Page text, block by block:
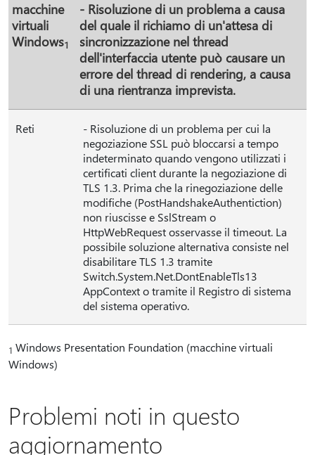
macchine
virtuali
Windows1
- Risoluzione di un problema a causa
del quale il richiamo di un'attesa di
sincronizzazione nel thread
dell'interfaccia utente può causare un
errore del thread di rendering, a causa
di una rientranza imprevista.
Reti
- Risoluzione di un problema per cui la
negoziazione SSL può bloccarsi a tempo
indeterminato quando vengono utilizzati i
certificati client durante la negoziazione di
TLS 1.3. Prima che la rinegoziazione delle
modifiche (PostHandshakeAuthentiction)
non riuscisse e SslStream o
HttpWebRequest osservasse il timeout. La
possibile soluzione alternativa consiste nel
disabilitare TLS 1.3 tramite
Switch.System.Net.DontEnableTls13
AppContext o tramite il Registro di sistema
del sistema operativo.
1 Windows Presentation Foundation (macchine virtuali
Windows)
Problemi noti in questo
aggiornamento